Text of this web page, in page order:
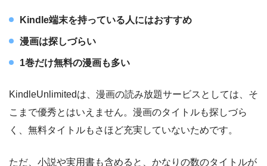
Kindle端末を持っている人にはおすすめ
漫画は探しづらい
1巻だけ無料の漫画も多い
KindleUnlimitedは、漫画の読み放題サービスとしては、そ
こまで優秀とはいえません。漫画のタイトルも探しづら
く、無料タイトルもさほど充実していないためです。
ただ、小説や実用書も含めると、かなりの数のタイトルが